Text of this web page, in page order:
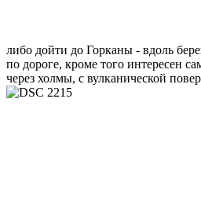
либо дойти до Горканы - вдоль
по дороге, кроме того интересен
через холмы, с вулканической